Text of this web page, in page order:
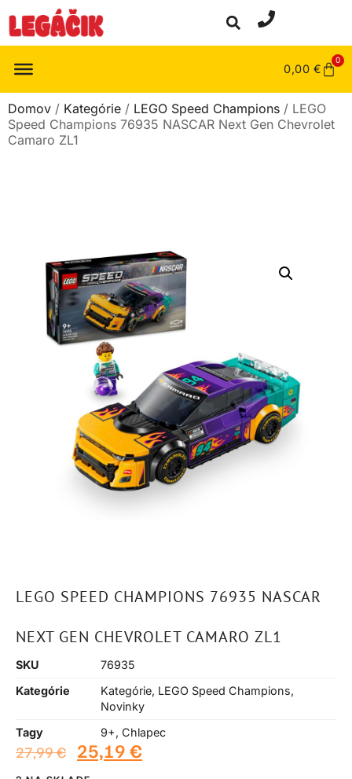
0,00 €
0
Domov / Kategórie / LEGO Speed Champions / LEGO
Speed Champions 76935 NASCAR Next Gen Chevrolet
Camaro ZL1
LEGO SPEED CHAMPIONS 76935 NASCAR
NEXT GEN CHEVROLET CAMARO ZL1
SKU
76935
Kategórie
Kategórie, LEGO Speed Champions,
Novinky
Tagy
9+, Chlapec
27,99€ 25,19 €